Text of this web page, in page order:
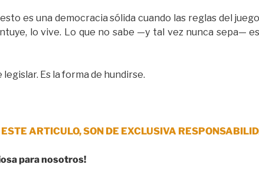
es una democracia sólida cuando las reglas del
lo vive. Lo que no sabe —y tal vez nunca sepa—
Es la forma de hundirse.
ARTICULO, SON DE EXCLUSIVA
para nosotros!